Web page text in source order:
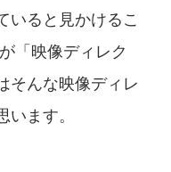
いると見かけるこ
「映像ディレク
そんな映像ディレ
ます。